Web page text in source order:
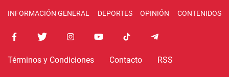
INFORMACIÓN GENERAL DEPORTES OPINIÓN CONTENIDOS
Términos y Condiciones Contacto RSS